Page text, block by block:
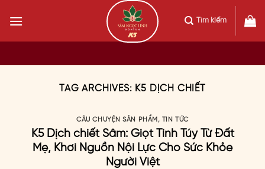
Tìm kiếm
TAG ARCHIVES: K5 DỊCH CHIẾT
CÂU CHUYỆN SẢN PHẨM , TIN TỨC
K5 Dịch chiết Sâm: Giọt Tinh Túy Từ Đất
Mẹ, Khơi Nguồn Nội Lực Cho Sức Khỏe
Người Việt